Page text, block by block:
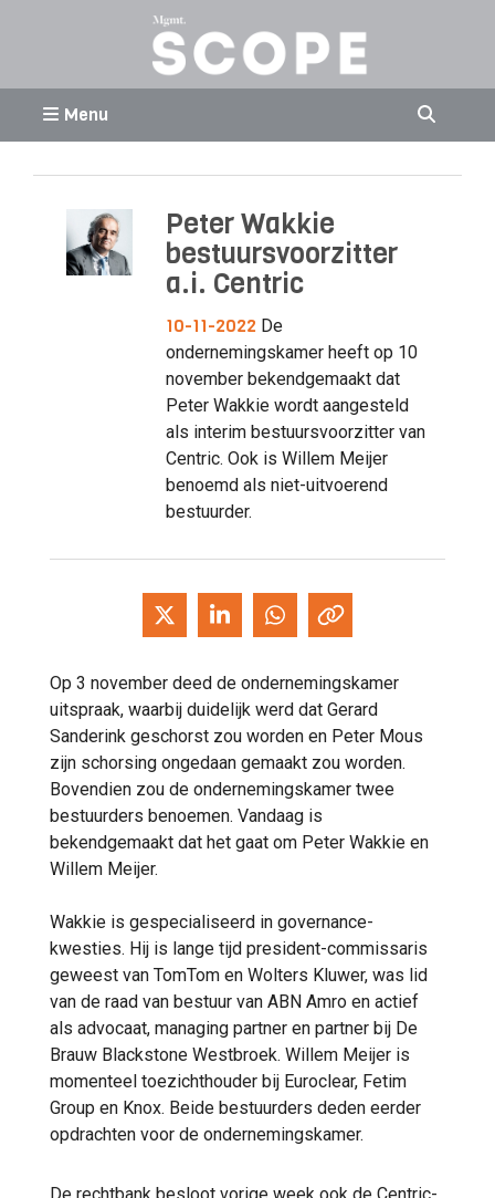
Menu
Peter Wakkie
bestuursvoorzitter
a.i. Centric
10-11-2022 De
ondernemingskamer heeft op 10
november bekendgemaakt dat
Peter Wakkie wordt aangesteld
als interim bestuursvoorzitter van
Centric. Ook is Willem Meijer
benoemd als niet-uitvoerend
bestuurder.
Op 3 november deed de ondernemingskamer
uitspraak, waarbij duidelijk werd dat Gerard
Sanderink geschorst zou worden en Peter Mous
zijn schorsing ongedaan gemaakt zou worden.
Bovendien zou de ondernemingskamer twee
bestuurders benoemen. Vandaag is
bekendgemaakt dat het gaat om Peter Wakkie en
Willem Meijer.
Wakkie is gespecialiseerd in governance-
kwesties. Hij is lange tijd president-commissaris
geweest van TomTom en Wolters Kluwer, was lid
van de raad van bestuur van ABN Amro en actief
als advocaat, managing partner en partner bij De
Brauw Blackstone Westbroek. Willem Meijer is
momenteel toezichthouder bij Euroclear, Fetim
Group en Knox. Beide bestuurders deden eerder
opdrachten voor de ondernemingskamer.
De rechtbank besloot vorige week ook de Centric-